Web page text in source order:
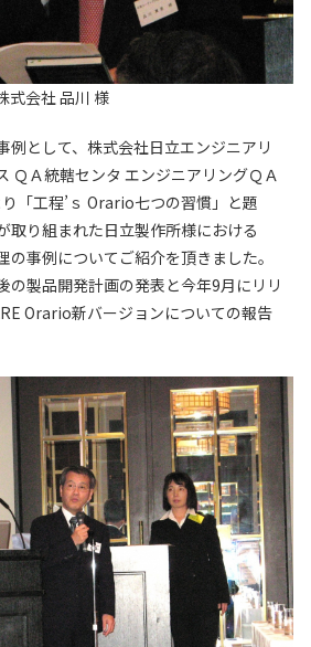
式会社 品川 様
例として、株式会社日立エンジニアリ
ＱＡ統轄センタ エンジニアリングＱＡ
「工程’ｓ Orario七つの習慣」と題
取り組まれた日立製作所様における
の事例についてご紹介を頂きました。
の製品開発計画の発表と今年9月にリリ
Orario新バージョンについての報告